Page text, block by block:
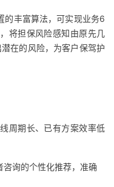
的丰富算法，可实现业务6
将担保风险感知由原先几
在的风险，为客户保驾护
周期长、已有方案效率低
咨询的个性化推荐，准确